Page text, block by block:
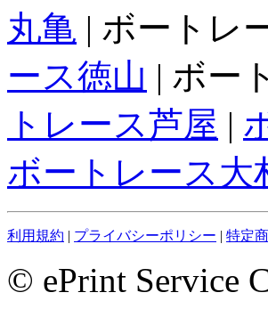
丸亀 | ボートレ
ース徳山 | ボー
トレース芦屋 |
ボートレース大
利用規約 | プライバシーポリシー | 特定
© ePrint Service